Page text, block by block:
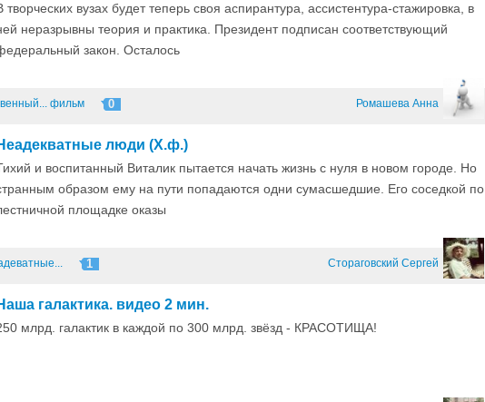
творческих вузах будет теперь своя аспирантура, ассистентура-стажировка, в
неразрывны теория и практика. Президент подписан соответствующий
закон. Осталось
фильм 0 Ромашева Анна
люди (Х.ф.)
и воспитанный Виталик пытается начать жизнь с нуля в новом городе. Но
образом ему на пути попадаются одни сумасшедшие. Его соседкой по
площадке оказы
1 Стораговский Сергей
галактика. видео 2 мин.
млрд. галактик в каждой по 300 млрд. звёзд - КРАСОТИЩА!